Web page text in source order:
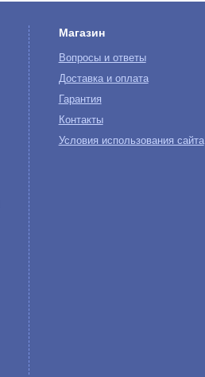
Магазин
Вопросы и ответы
Доставка и оплата
Гарантия
Контакты
Условия использования сайта